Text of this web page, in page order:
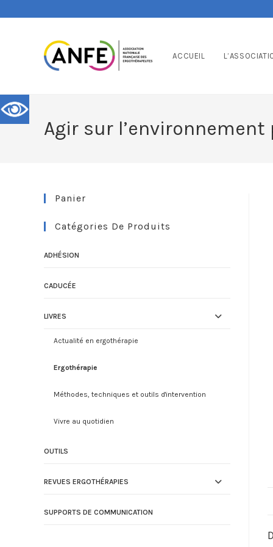
ACCUEIL
Agir sur
Panier
Catégories De Produits
ADHÉSION
CADUCÉE
LIVRES
Actualité en ergothérapie
Ergothérapie
Méthodes, techniques et outils d'intervention
Vivre au quotidien
OUTILS
REVUES ERGOTHÉRAPIES
SUPPORTS DE COMMUNICATION